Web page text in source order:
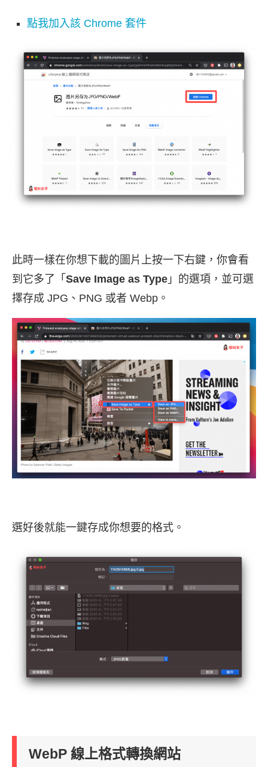
點我加入該 Chrome 套件
此時一樣在你想下載的圖片上按一下右鍵，你會看
到它多了「 Save Image as Type 」的選項，並可選
擇存成 JPG、PNG 或者 Webp。
選好後就能一鍵存成你想要的格式。
WebP 線上格式轉換網站